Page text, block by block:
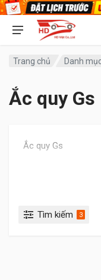
Trang chủ Danh
Ắc quy Gs
Ắc quy Gs
Tìm kiếm 3